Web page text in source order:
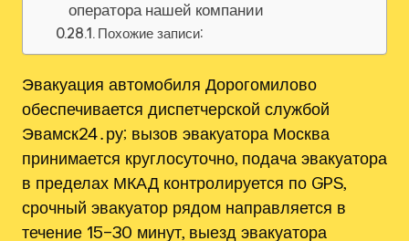
оператора нашей компании
Похожие записи:
Эвакуация автомобиля Дорогомилово
обеспечивается диспетчерской службой
Эвамск24․ру; вызов эвакуатора Москва
принимается круглосуточно, подача эвакуатора
в пределах МКАД контролируется по GPS,
срочный эвакуатор рядом направляется в
течение 15–30 минут, выезд эвакуатора